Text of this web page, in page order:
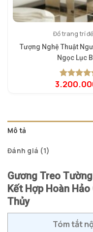
Đồ trang trí
Tượng Nghệ Thuật
Ngọc Lục
5.00trên
1
Mô tả
Đánh giá (1)
Gương Treo
Kết Hợp Hoàn
Thủy
Tóm tắt